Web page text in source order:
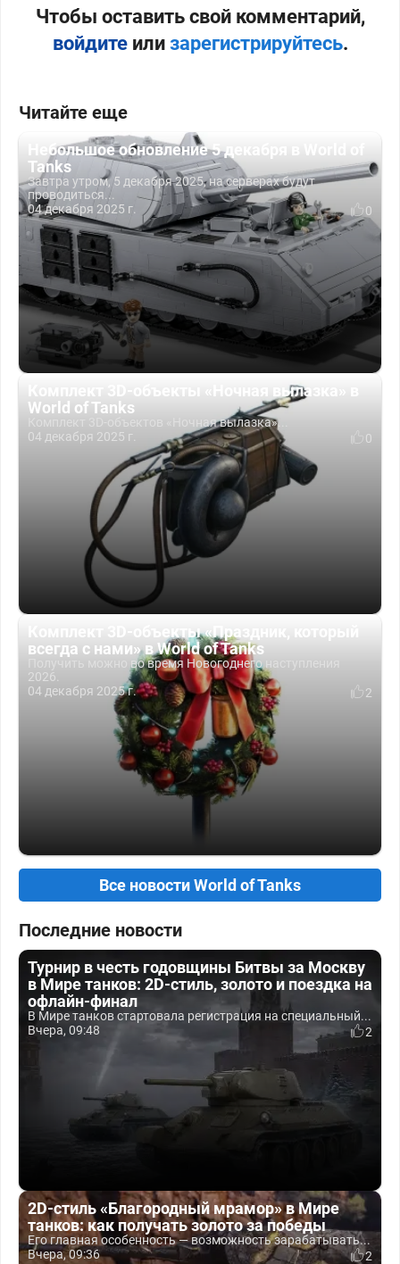
Чтобы оставить свой комментарий,
войдитеили зарегистрируйтесь.
Читайте еще
Небольшое обновление 5 декабря в World of
Tanks
Завтра утром, 5 декабря 2025, на серверах будут
проводиться...
04 декабря 2025 г.
0
Комплект 3D-объекты «Ночная вылазка» в
World of Tanks
Комплект 3D-объектов «Ночная вылазка»...
04 декабря 2025 г.
0
Комплект 3D-объекты «Праздник, который
всегда с нами» в World of Tanks
Получить можно во время Новогоднего наступления
2026.
04 декабря 2025 г.
2
Все новости World of Tanks
Последние новости
Турнир в честь годовщины Битвы за Москву
в Мире танков: 2D-стиль, золото и поездка на
офлайн-финал
В Мире танков стартовала регистрация на специальный...
Вчера, 09:48
2
2D-стиль «Благородный мрамор» в Мире
танков: как получать золото за победы
Его главная особенность — возможность зарабатывать...
Вчера, 09:36
2